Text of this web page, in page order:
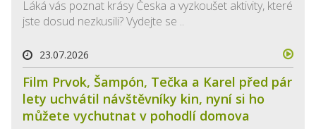
Láká vás poznat krásy Česka a vyzkoušet aktivity, které
jste dosud nezkusili? Vydejte se ..
23.07.2026
Film Prvok, Šampón, Tečka a Karel před pár
lety uchvátil návštěvníky kin, nyní si ho
můžete vychutnat v pohodlí domova